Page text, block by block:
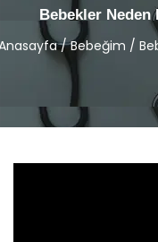
Bebekler
/ Bebeğim /